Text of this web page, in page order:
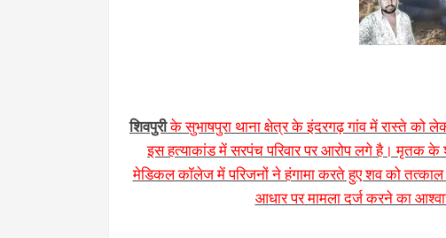
शिवपुरी के सुभाषपुरा थाना क्षेत्र के इंदरगढ़ गांव में रास्ते को
इस हत्याकांड में सरपंच परिवार पर आरोप लगे है। मृतक
मेडिकल कॉलेज में परिजनों ने हंगामा करते हुए शव को तत्काल
आधार पर मामला दर्ज करने का